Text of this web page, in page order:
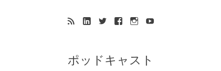
ポッドキャスト